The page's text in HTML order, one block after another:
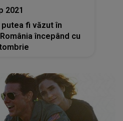
2021
începând cu